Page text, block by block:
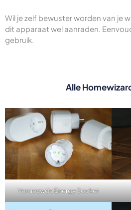
Wil je zelf bewuster worden van je
dit apparaat wel aanraden.
gebruik.
Alle
Vernieuwde Energy Socket